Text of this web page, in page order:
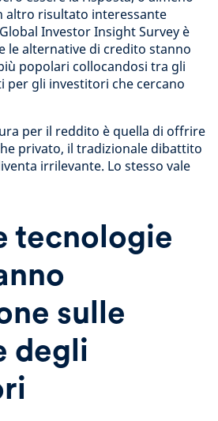
altro risultato interessante
Investor Insight Survey è
le alternative di credito stanno
popolari collocandosi tra gli
per gli investitori che cercano
per il reddito è quella di offrire
privato, il tradizionale dibattito
irrilevante. Lo stesso vale
tecnologie
sulle
degli